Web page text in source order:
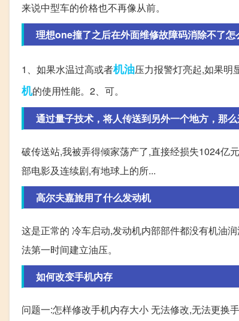
来说中型车的价格也不再像从前。
理想one撞了之后在外面维修故障码消除不了怎
1、如果水温过高或者机油压力报警灯亮起,如果明
机的使用性能。2、可。
通过量子技术，将人传送到另外一个地方，那
破传送站,我被弄得倾家荡产了,直接经损失1024亿
部电影及连续剧,有地球上的所...
高尔夫嘉旅用了什么发动机
这是正常的 冷车启动,发动机内部部件都没有机油
法第一时间建立油压。
如何改变手机内存
问题一:怎样修改手机内存大小 无法修改,无法更换